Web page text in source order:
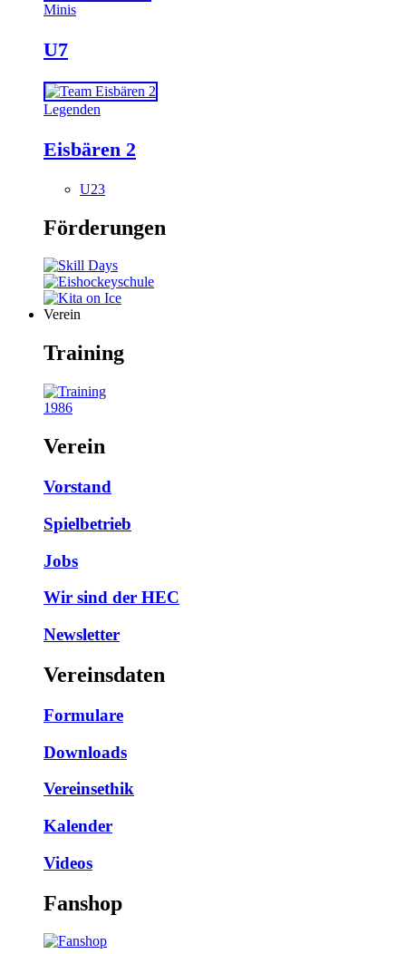
Minis
U7
Legenden
Eisbären 2
U23
Förderungen
Verein
Training
1986
Verein
Vorstand
Spielbetrieb
Jobs
Wir sind der HEC
Newsletter
Vereinsdaten
Formulare
Downloads
Vereinsethik
Kalender
Videos
Fanshop